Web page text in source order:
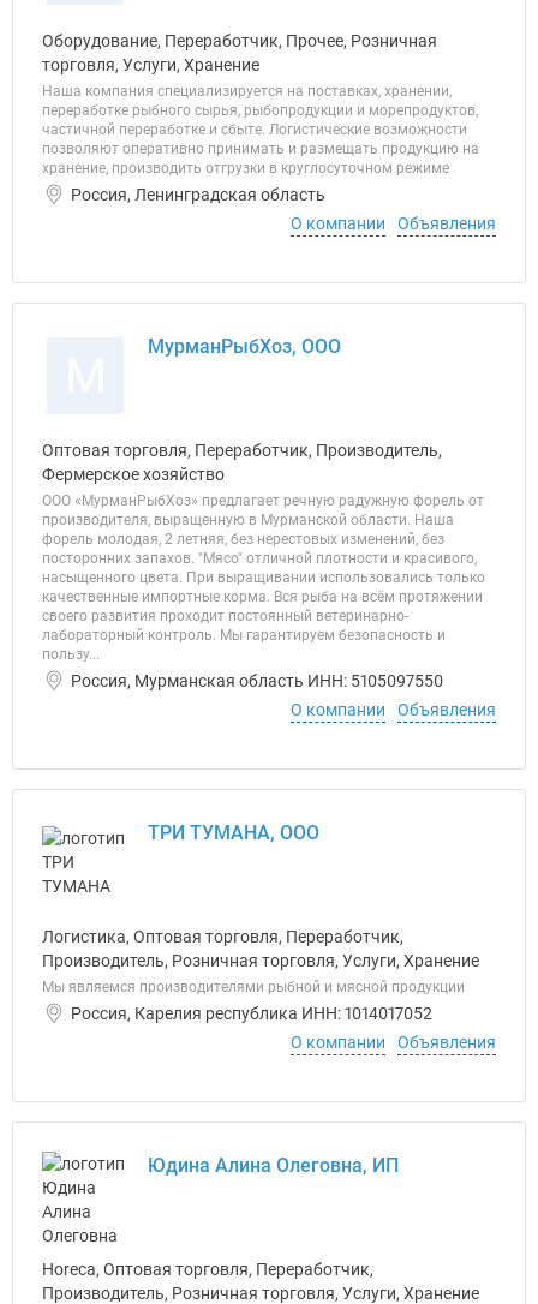
Оборудование, Переработчик, Прочее, Розничная
торговля, Услуги, Хранение
Наша компания специализируется на поставках, хранении,
переработке рыбного сырья, рыбопродукции и морепродуктов,
частичной переработке и сбыте. Логистические возможности
позволяют оперативно принимать и размещать продукцию на
хранение, производить отгрузки в круглосуточном режиме
Россия, Ленинградская область
О компании
Объявления
МурманРыбХоз, ООО
Оптовая торговля, Переработчик, Производитель,
Фермерское хозяйство
ООО «МурманРыбХоз» предлагает речную радужную форель от
производителя, выращенную в Мурманской области. Наша
форель молодая, 2 летняя, без нерестовых изменений, без
посторонних запахов. "Мясо" отличной плотности и красивого,
насыщенного цвета. При выращивании использовались только
качественные импортные корма. Вся рыба на всём протяжении
своего развития проходит постоянный ветеринарно-
лабораторный контроль. Мы гарантируем безопасность и
пользу...
Россия, Мурманская область ИНН: 5105097550
О компании
Объявления
ТРИ ТУМАНА, ООО
Логистика, Оптовая торговля, Переработчик,
Производитель, Розничная торговля, Услуги, Хранение
Мы являемся производителями рыбной и мясной продукции
Россия, Карелия республика ИНН: 1014017052
О компании
Объявления
Юдина Алина Олеговна, ИП
Horeca, Оптовая торговля, Переработчик,
Производитель, Розничная торговля, Услуги, Хранение